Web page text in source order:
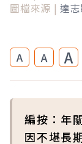
圖檔來源 | 達
A A A
編按：年
因不堪長